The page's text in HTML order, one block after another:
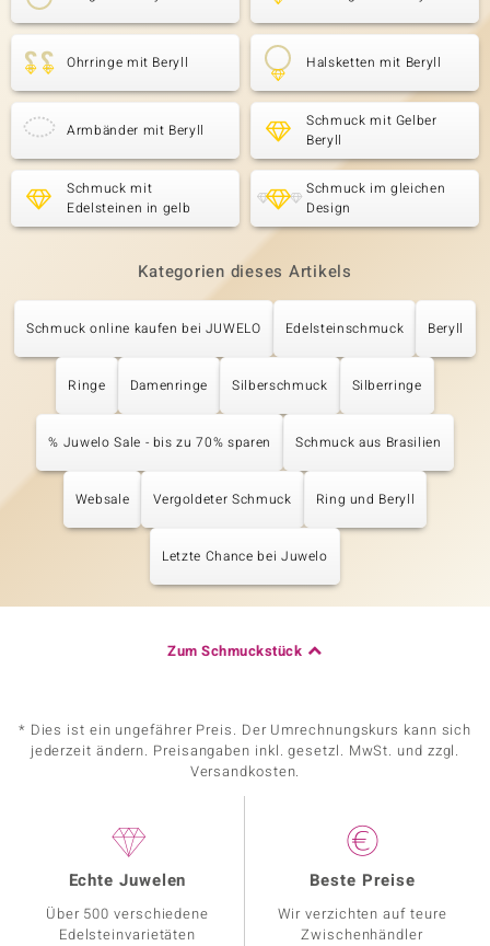
Ohrringe mit Beryll Halsketten mit Beryll
Armbänder mit Beryll
Schmuck mit Gelber
Beryll
Schmuck mit
Edelsteinen in gelb
Schmuck im gleichen
Design
Kategorien dieses Artikels
Schmuck online kaufen bei JUWELO Edelsteinschmuck Beryll
Ringe Damenringe Silberschmuck Silberringe
% Juwelo Sale - bis zu 70% sparen Schmuck aus Brasilien
Websale Vergoldeter Schmuck Ring und Beryll
Letzte Chance bei Juwelo
Zum Schmuckstück
* Dies ist ein ungefährer Preis. Der Umrechnungskurs kann sich
jederzeit ändern. Preisangaben inkl. gesetzl. MwSt. und zzgl.
Versandkosten.
Echte Juwelen
Über 500 verschiedene
Edelsteinvarietäten
Beste Preise
Wir verzichten auf teure
Zwischenhändler